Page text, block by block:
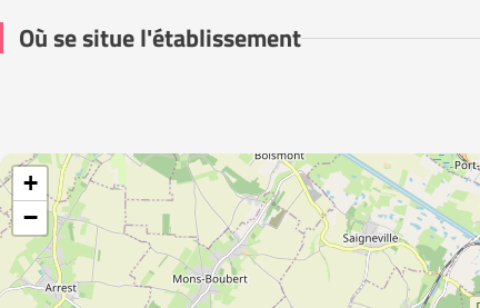
Où se situe l'établissement
+
−